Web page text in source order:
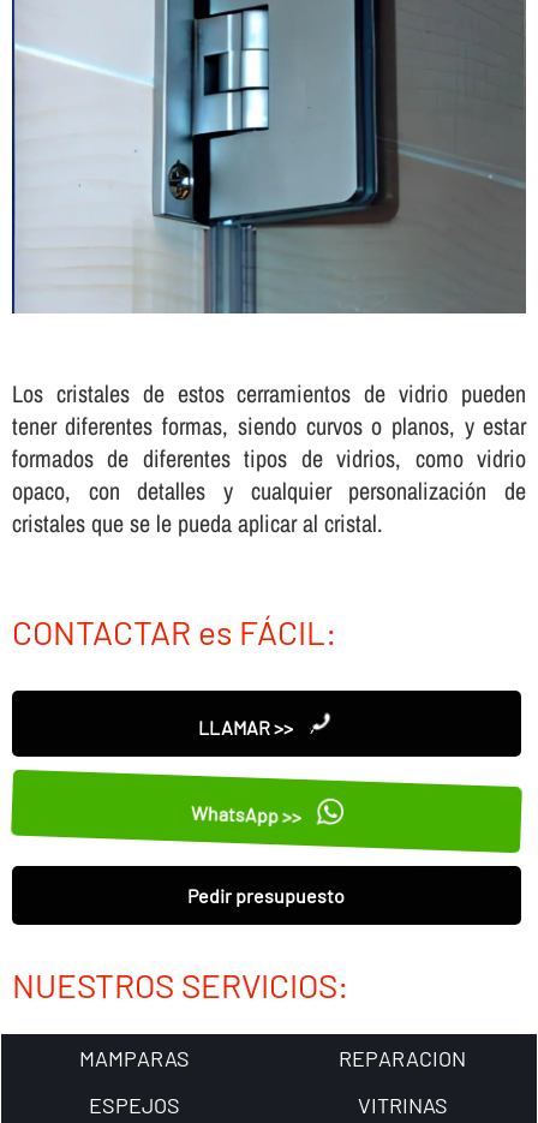
Los cristales de estos cerramientos de vidrio pueden
tener diferentes formas, siendo curvos o planos, y estar
formados de diferentes tipos de vidrios, como vidrio
opaco, con detalles y cualquier personalización de
cristales que se le pueda aplicar al cristal.
CONTACTAR es FÁCIL:
LLAMAR >>
WhatsApp >>
Pedir presupuesto
NUESTROS SERVICIOS:
MAMPARAS
REPARACION
ESPEJOS
VITRINAS